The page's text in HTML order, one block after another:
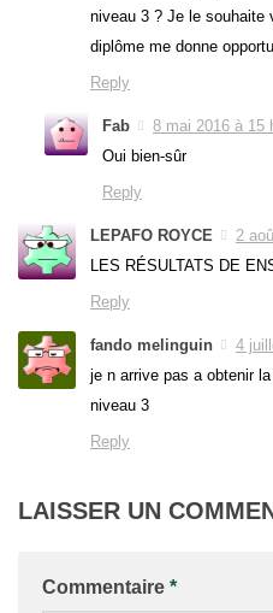
niveau 3 ? Je le souhaite
diplôme me donne
Reply
Fab
8 mai 2016 à 15
Oui bien-sûr
Reply
LEPAFO ROYCE
2
LES RÉSULTATS DE
Reply
fando melinguin
4
je n arrive pas a obtenir
niveau 3
Reply
LAISSER UN
Commentaire *